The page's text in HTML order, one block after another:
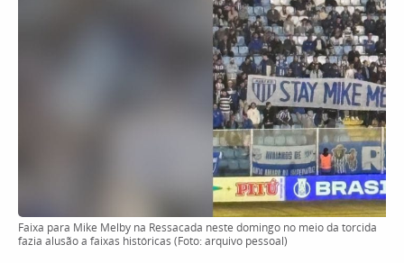
Faixa para Mike Melby na Ressacada neste domingo no meio da torcida
fazia alusão a faixas históricas (Foto: arquivo pessoal)